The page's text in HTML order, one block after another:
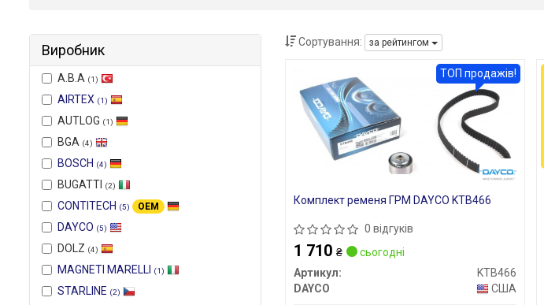
Виробник
A.B.A (1)
AIRTEX (1)
AUTLOG (1)
BGA (4)
BOSCH (4)
BUGATTI (2)
CONTITECH (5) OEM
DAYCO (5)
DOLZ (4)
MAGNETI MARELLI (1)
STARLINE (2)
Сортування: за рейтингом
Комплект ременя ГРМ DAYCO KTB466
0 відгуків
1 710 ₴
сьогодні
Артикул:
KTB466
DAYCO
США
ТОП продажів!